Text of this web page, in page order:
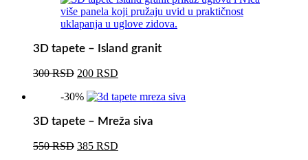
399 RSD.
3D tapete – Island granit
300RSD Originalna
je
300 RSD.
200 RSD
je:
-30%
3D tapete – Mreža siva
550RSD Originalna
385 RSD